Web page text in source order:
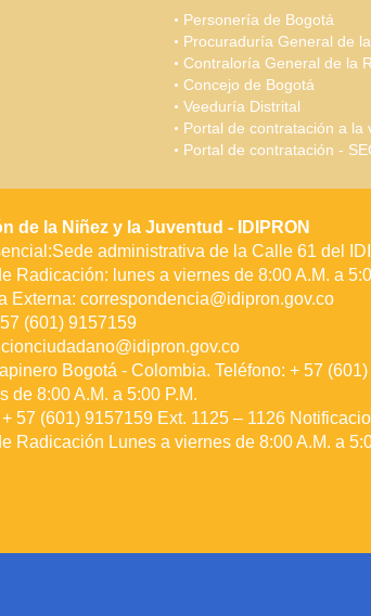
Personería de Bogotá
Procuraduría General de
Contraloría General de la
Concejo de Bogotá
Veeduría Distrital
Portal de contratación a la
Portal de contratación -
de la Niñez y la Juventud - IDIPRON
administrativa de la Calle 61 del
Radicación: lunes a viernes de 8:00 A.M. a
Externa: correspondencia@idipron.gov.co
(601) 9157159
Bogotá - Colombia. Teléfono: + 57
de 8:00 A.M. a 5:00 P.M.
57 (601) 9157159 Ext. 1125 – 1126
Radicación Lunes a viernes de 8:00 A.M. a